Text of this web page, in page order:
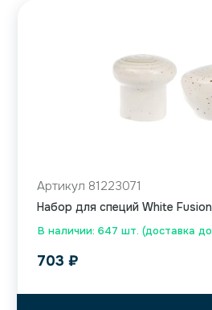
В наличии: 647 шт. (доставка
Артикул 81223071
Набор для специй White
703 ₽